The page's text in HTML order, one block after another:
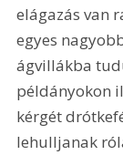
elágazás van
egyes
ágvillákba
példányokon
kérgét
lehulljanak